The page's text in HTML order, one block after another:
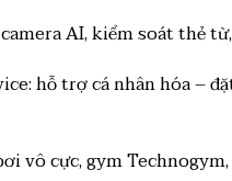
AI, kiểm soát thẻ
hỗ trợ cá nhân hóa –
vô cực, gym